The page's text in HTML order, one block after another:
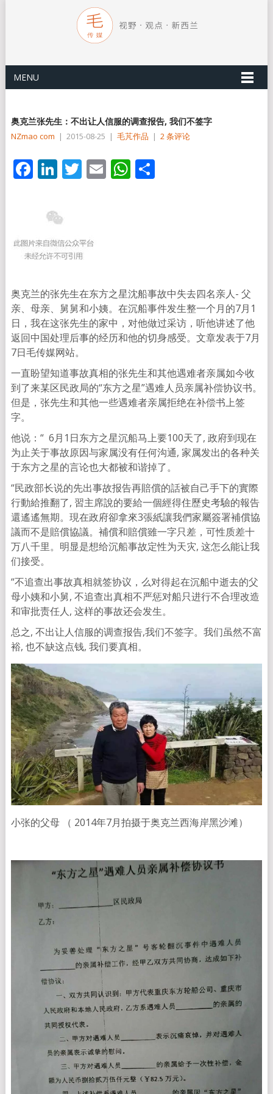
MENU
奥克兰张先生：不出让人信服的调查报告, 我们不签字
NZmao com | 2015-08-25 | 毛芃作品 | 2 条评论
Facebook
LinkedIn
Twitter
EmailWhatsApp
分
奥克兰的张先生在东方之星沈船事故中失去四名亲人- 父
亲、母亲、舅舅和小姨。在沉船事件发生整一个月的7月1
日，我在这张先生的家中，对他做过采访，听他讲述了他
返回中国处理后事的经历和他的切身感受。文章发表于7月
7日毛传媒网站。
一直盼望知道事故真相的张先生和其他遇难者亲属如今收
到了来某区民政局的“东方之星”遇难人员亲属补偿协议书。
但是，张先生和其他一些遇难者亲属拒绝在补偿书上签
字。
他说：“ 6月1日东方之星沉船马上要100天了, 政府到现在
为止关于事故原因与家属没有任何沟通, 家属发出的各种关
于东方之星的言论也大都被和谐掉了。
“民政部长说的先出事故报告再賠償的話被自己手下的實際
行動給推翻了, 習主席說的要給一個經得住歷史考驗的報告
還遙遙無期。 現在政府卻拿來3張紙讓我們家屬簽署補償協
議而不是賠償協議。補償和賠償雖一字只差，可性质差十
万八千里。明显是想给沉船事故定性为天灾, 这怎么能让我
们接受。
“不追查出事故真相就签协议，么对得起在沉船中逝去的父
母小姨和小舅, 不追查出真相不严惩对船只进行不合理改造
和审批责任人, 这样的事故还会发生。
总之, 不出让人信服的调查报告,我们不签字。我们虽然不富
裕, 也不缺这点钱, 我们要真相。
小张的父母 （ 2014年7月拍摄于奥克兰西海岸黑沙滩）